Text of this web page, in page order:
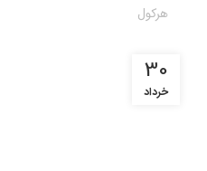
هرکول
30
خرداد